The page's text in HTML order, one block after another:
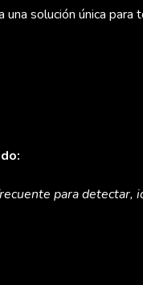
una solución única
para detectar,